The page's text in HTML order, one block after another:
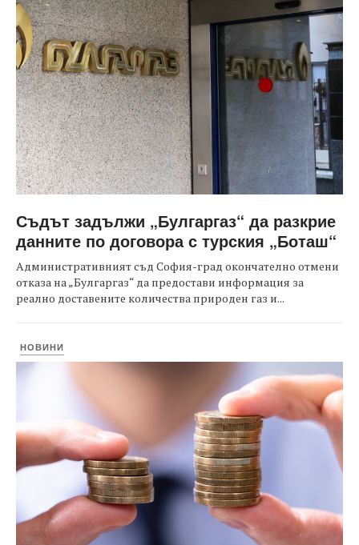
Съдът задължи „Булгаргаз“ да разкрие
данните по договора с турския „Боташ“
Административният съд София-град окончателно отмени
отказа на „Булгаргаз“ да предостави информация за
реално доставените количества природен газ и...
НОВИНИ